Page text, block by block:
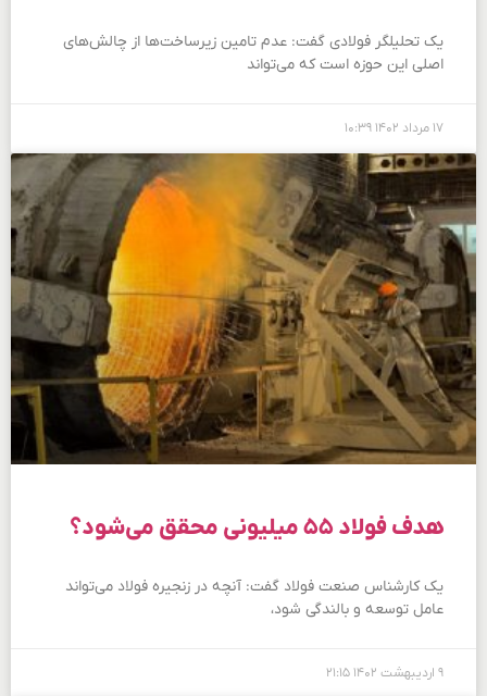
یک تحلیلگر فولادی گفت: عدم تامین زیرساخت‌ها از چالش‌های
اصلی این حوزه است که می‌تواند
۱۷ مرداد ۱۴۰۲ ۱۰:۳۹
هدف فولاد ۵۵ میلیونی محقق می‌شود؟
یک کارشناس صنعت فولاد گفت: آنچه در زنجیره فولاد می‌تواند
عامل توسعه و بالندگی شود،
۹ اردیبهشت ۱۴۰۲ ۲۱:۱۵